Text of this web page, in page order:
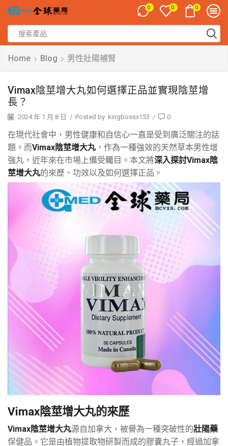
0 0 0
Home Blog 男性壯陽補腎
Vimax陰莖增大丸如何選擇正品並實現陰莖增
長？
2024 年 1 月 8 日 / Posted by kingbossx153 / 0
在現代社會中，男性健康和自信心一直是受到廣泛關注的話
題。而Vimax陰莖增大丸 ，作為一種強效的天然草本男性增
強丸，近年來在市場上備受矚目。本文將深入探討Vimax陰
莖增大丸的來歷、功效以及如何選擇正品。
Vimax陰莖增大丸的來歷
Vimax陰莖增大丸源自加拿大，被譽為一種突破性的壯陽藥
保健品。它是由植物提取物研製而成的膠囊丸子，經過加拿